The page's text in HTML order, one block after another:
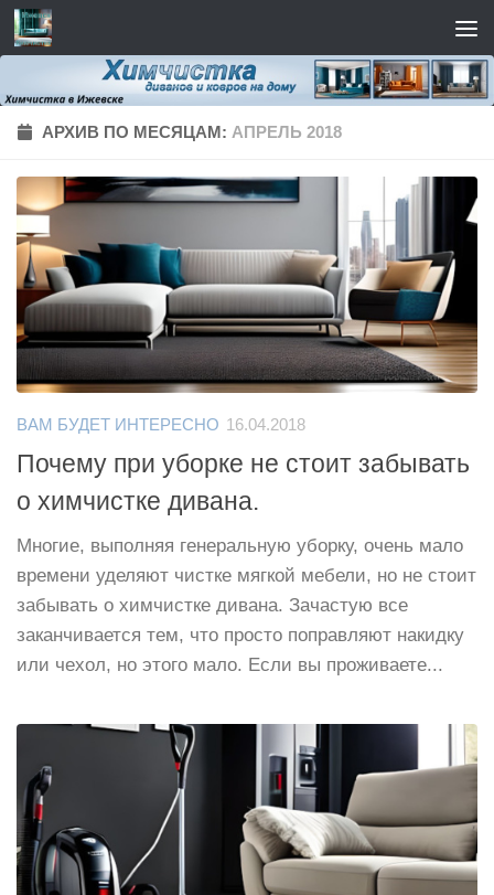
Перейти к содержимому
АРХИВ ПО МЕСЯЦАМ: АПРЕЛЬ 2018
ВАМ БУДЕТ ИНТЕРЕСНО 16.04.2018
Почему при уборке не стоит забывать
о химчистке дивана.
Многие, выполняя генеральную уборку, очень мало
времени уделяют чистке мягкой мебели, но не стоит
забывать о химчистке дивана. Зачастую все
заканчивается тем, что просто поправляют накидку
или чехол, но этого мало. Если вы проживаете...